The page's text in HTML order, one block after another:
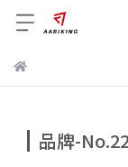
品牌-